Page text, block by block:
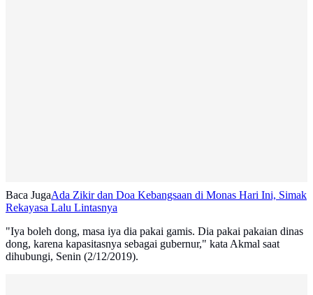
Baca JugaAda Zikir dan Doa Kebangsaan di Monas Hari Ini, Simak
Rekayasa Lalu Lintasnya
"Iya boleh dong, masa iya dia pakai gamis. Dia pakai pakaian dinas
dong, karena kapasitasnya sebagai gubernur," kata Akmal saat
dihubungi, Senin (2/12/2019).